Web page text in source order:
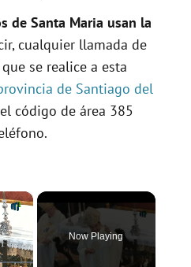
de Santa Maria usan la
cualquier llamada de
se realice a esta
de Santiago del
código de área 385
×
Now Playing